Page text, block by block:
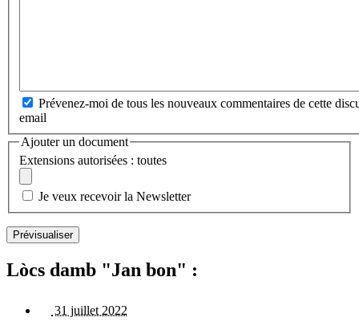
Prévenez-moi de tous les nouveaux commentaires de cette
email
Ajouter un document
Extensions autorisées : toutes
Je veux recevoir la Newsletter
Lòcs damb "Jan bon" :
31 juillet 2022